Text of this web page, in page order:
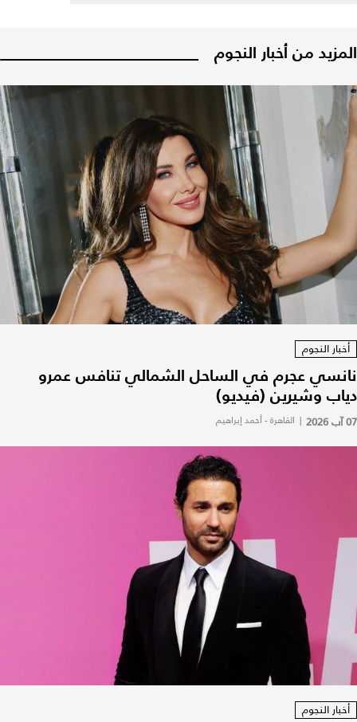
المزيد من أخبار النجوم
أخبار النجوم
نانسي عجرم في الساحل الشمالي تنافس عمرو
دياب وشيرين (فيديو)
07 آب 2026 | القاهرة - أحمد إبراهيم
أخبار النجوم